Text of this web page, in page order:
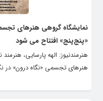
نمایشگاه گروهی هنرهای
«پنج‌پنج» افتتاح می شود
هنرمندنیوز: الهه پارسایی،
هنرهای تجسمی «نگاه درون» در